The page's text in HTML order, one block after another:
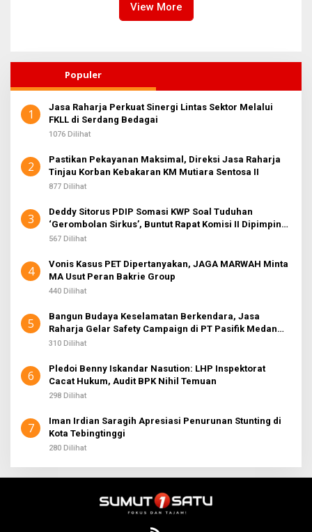
View More
Populer
1
Jasa Raharja Perkuat Sinergi Lintas Sektor Melalui
FKLL di Serdang Bedagai
1076 Dilihat
2
Pastikan Pekayanan Maksimal, Direksi Jasa Raharja
Tinjau Korban Kebakaran KM Mutiara Sentosa II
877 Dilihat
3
Deddy Sitorus PDIP Somasi KWP Soal Tuduhan
‘Gerombolan Sirkus’, Buntut Rapat Komisi II Dipimpin
Sufmi Dasco Ahmad
567 Dilihat
4
Vonis Kasus PET Dipertanyakan, JAGA MARWAH Minta
MA Usut Peran Bakrie Group
440 Dilihat
5
Bangun Budaya Keselamatan Berkendara, Jasa
Raharja Gelar Safety Campaign di PT Pasifik Medan
Industri
310 Dilihat
6
Pledoi Benny Iskandar Nasution: LHP Inspektorat
Cacat Hukum, Audit BPK Nihil Temuan
298 Dilihat
7
Iman Irdian Saragih Apresiasi Penurunan Stunting di
Kota Tebingtinggi
280 Dilihat